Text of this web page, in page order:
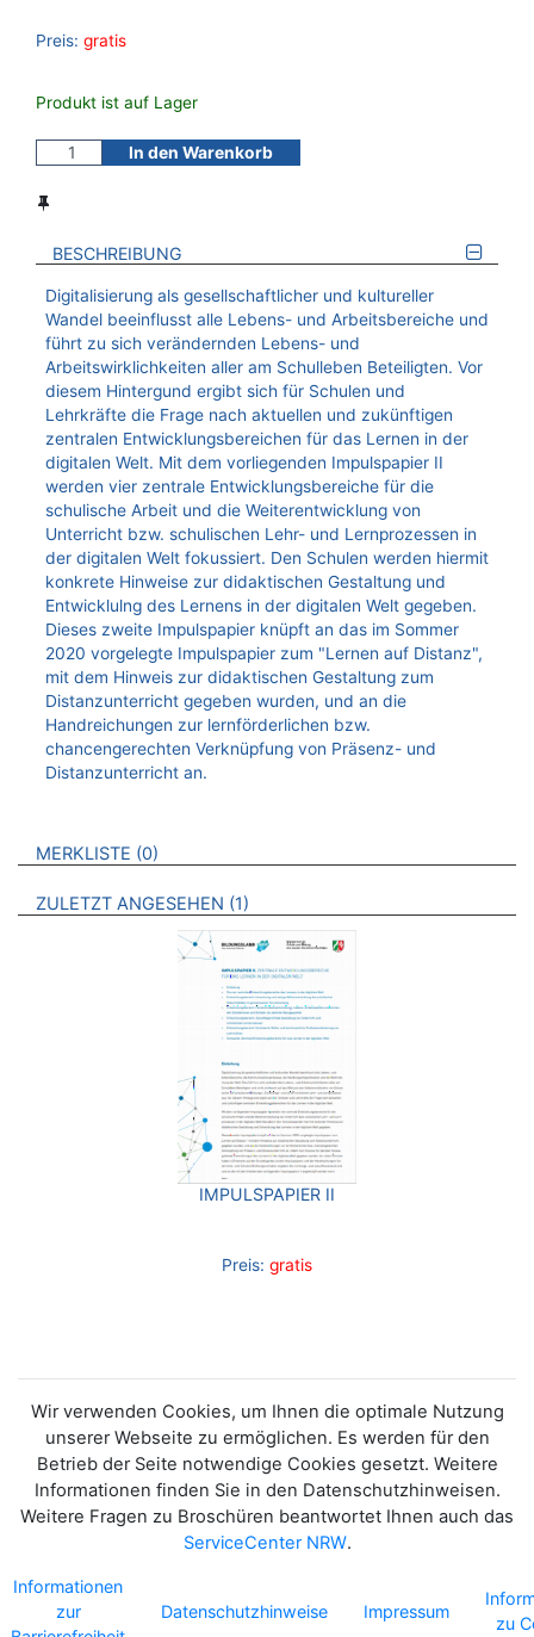
Preis: gratis
Produkt ist auf Lager
In den Warenkorb
BESCHREIBUNG
Digitalisierung als gesellschaftlicher und kultureller
Wandel beeinflusst alle Lebens- und Arbeitsbereiche und
führt zu sich verändernden Lebens- und
Arbeitswirklichkeiten aller am Schulleben Beteiligten. Vor
diesem Hintergund ergibt sich für Schulen und
Lehrkräfte die Frage nach aktuellen und zukünftigen
zentralen Entwicklungsbereichen für das Lernen in der
digitalen Welt. Mit dem vorliegenden Impulspapier II
werden vier zentrale Entwicklungsbereiche für die
schulische Arbeit und die Weiterentwicklung von
Unterricht bzw. schulischen Lehr- und Lernprozessen in
der digitalen Welt fokussiert. Den Schulen werden hiermit
konkrete Hinweise zur didaktischen Gestaltung und
Entwicklulng des Lernens in der digitalen Welt gegeben.
Dieses zweite Impulspapier knüpft an das im Sommer
2020 vorgelegte Impulspapier zum "Lernen auf Distanz",
mit dem Hinweis zur didaktischen Gestaltung zum
Distanzunterricht gegeben wurden, und an die
Handreichungen zur lernförderlichen bzw.
chancengerechten Verknüpfung von Präsenz- und
Distanzunterricht an.
VERWEISE AUF VERMERKTE- ODER ZULETZT ANGESEHENE
MERKLISTE 0 BROSCHÜREN
ZULETZT ANGESEHEN 1 BROSCHÜREN
IMPULSPAPIER II
Preis: gratis
Wir verwenden Cookies, um Ihnen die optimale Nutzung
unserer Webseite zu ermöglichen. Es werden für den
Betrieb der Seite notwendige Cookies gesetzt. Weitere
Informationen finden Sie in den Datenschutzhinweisen.
Weitere Fragen zu Broschüren beantwortet Ihnen auch das
ServiceCenter NRW.
Informationen
zur
Datenschutzhinweise Impressum
zu